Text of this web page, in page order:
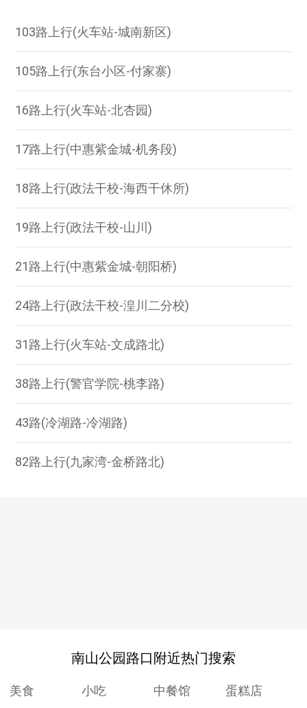
103路上行(火车站-城南新区)
105路上行(东台小区-付家寨)
16路上行(火车站-北杏园)
17路上行(中惠紫金城-机务段)
18路上行(政法干校-海西干休所)
19路上行(政法干校-山川)
21路上行(中惠紫金城-朝阳桥)
24路上行(政法干校-湟川二分校)
31路上行(火车站-文成路北)
38路上行(警官学院-桃李路)
43路(冷湖路-冷湖路)
82路上行(九家湾-金桥路北)
南山公园路口附近热门搜索
美食 小吃 中餐馆
蛋糕店